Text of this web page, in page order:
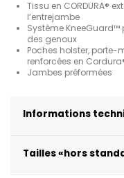
Tissu en CORDURA®
l’entrejambe
Système
des genoux
Poches holster,
renforcées en
Jambes préformées
Informations
Tailles «hors